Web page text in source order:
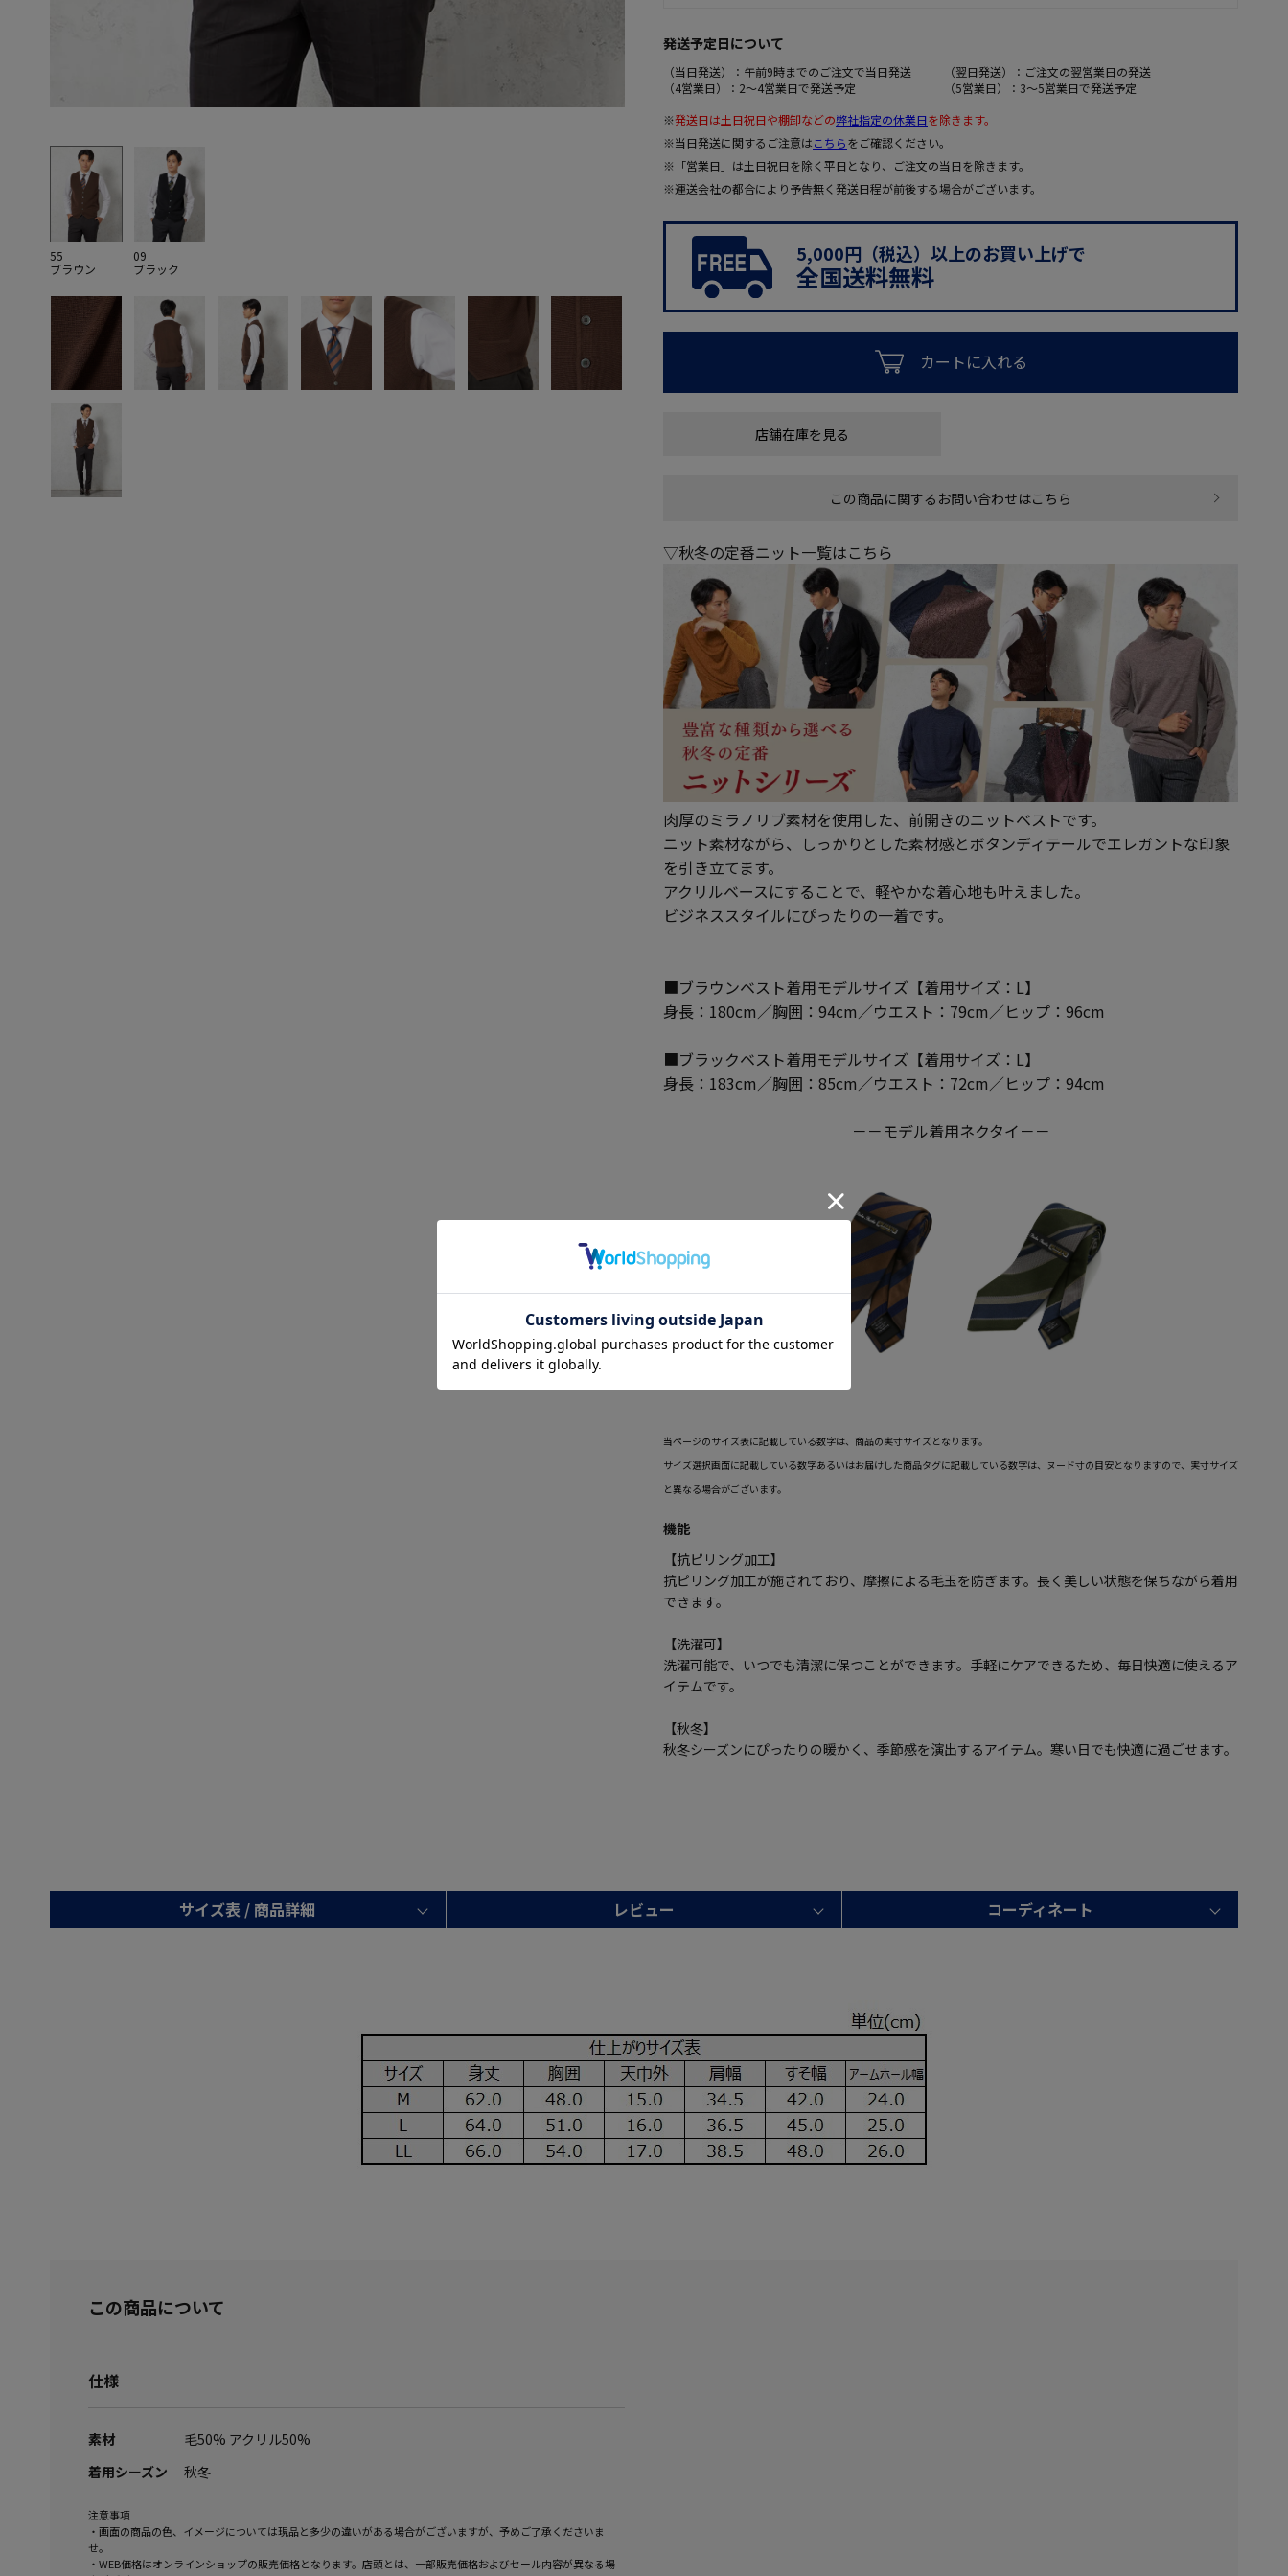
55
ブラウン
09
ブラック
発送予定日について
（当日発送）：午前9時までのご注文で当日発送
（翌日発送）：ご注文の翌営業日の発送
（4営業日）：2～4営業日で発送予定
（5営業日）：3～5営業日で発送予定
※発送日は土日祝日や棚卸などの弊社指定の休業日を除きます。
※当日発送に関するご注意はこちらをご確認ください。
※「営業日」は土日祝日を除く平日となり、ご注文の当日を除きます。
※運送会社の都合により予告無く発送日程が前後する場合がございます。
5,000円（税込）以上のお買い上げで
全国送料無料
カートに入れる
店舗在庫を見る
この商品に関するお問い合わせはこちら
▽秋冬の定番ニット一覧はこちら
肉厚のミラノリブ素材を使用した、前開きのニットベストです。
ニット素材ながら、しっかりとした素材感とボタンディテールでエレガントな印象
を引き立てます。
アクリルベースにすることで、軽やかな着心地も叶えました。
ビジネススタイルにぴったりの一着です。
■ブラウンベスト着用モデルサイズ【着用サイズ：L】
身長：180cm／胸囲：94cm／ウエスト：79cm／ヒップ：96cm
■ブラックベスト着用モデルサイズ【着用サイズ：L】
身長：183cm／胸囲：85cm／ウエスト：72cm／ヒップ：94cm
－－モデル着用ネクタイ－－
当ページのサイズ表に記載している数字は、商品の実寸サイズとなります。
サイズ選択画面に記載している数字あるいはお届けした商品タグに記載している数字は、ヌード寸の目安となりますので、実寸サイズ
と異なる場合がございます。
機能
【抗ピリング加工】
抗ピリング加工が施されており、摩擦による毛玉を防ぎます。長く美しい状態を保ちながら着用
できます。
【洗濯可】
洗濯可能で、いつでも清潔に保つことができます。手軽にケアできるため、毎日快適に使えるア
イテムです。
【秋冬】
秋冬シーズンにぴったりの暖かく、季節感を演出するアイテム。寒い日でも快適に過ごせます。
サイズ表 / 商品詳細 レビュー コーディネート
この商品について
仕様
素材
毛50% アクリル50%
着用シーズン
秋冬
注意事項
・画面の商品の色、イメージについては現品と多少の違いがある場合がございますが、予めご了承くださいま
せ。
・WEB価格はオンラインショップの販売価格となります。店頭とは、一部販売価格およびセール内容が異なる場